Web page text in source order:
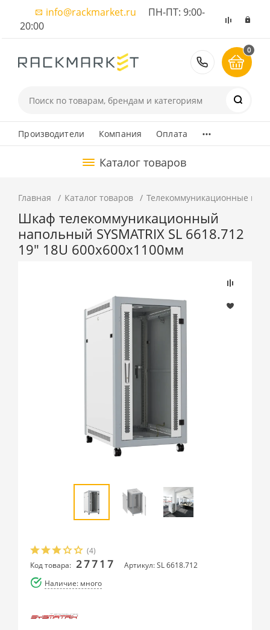
info@rackmarket.ru ПН-ПТ: 9:00-
20:00
8 (495)
0
Производители Компания Оплата ...
Каталог товаров
Главная Каталог товаров Телекоммуникационные
Шкаф телекоммуникационный
напольный SYSMATRIX SL 6618.712
19" 18U 600x600x1100мм
(4)
Код товара: 27717
Артикул: SL 6618.712
Наличие: много